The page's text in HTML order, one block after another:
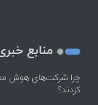
منابع
چرا شرکت‌های هوش
کردند؟